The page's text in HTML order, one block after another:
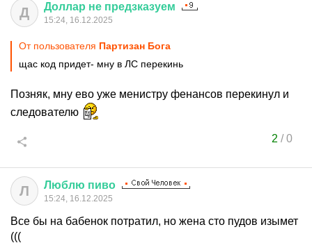
Д Доллар не предзказуем
15:24, 16.12.2025
От пользователя Партизан Бога
щас код придет- мну в ЛС перекинь
Позняк, мну ево уже менистру фенансов перекинул и
следователю
2 /0
Л Люблю пиво
15:24, 16.12.2025
Все бы на бабенок потратил, но жена сто пудов изымет
(((